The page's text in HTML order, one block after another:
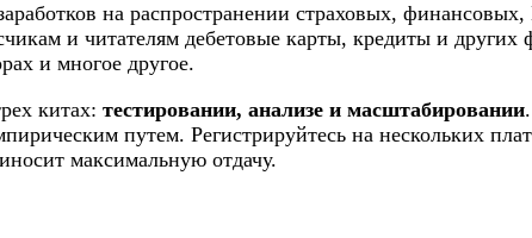
на распространении страховых,
и читателям дебетовые карты, кредиты и
и многое другое.
китах: тестировании, анализе и масштабировании
путем. Регистрируйтесь на нескольких
максимальную отдачу.